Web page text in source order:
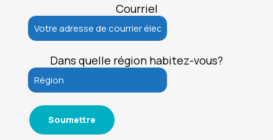
Courriel
Dans quelle région habitez-vous?